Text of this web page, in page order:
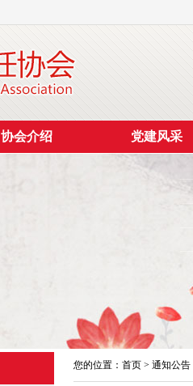
协会介绍 党建风采
您的位置： 首页 > 通知公告